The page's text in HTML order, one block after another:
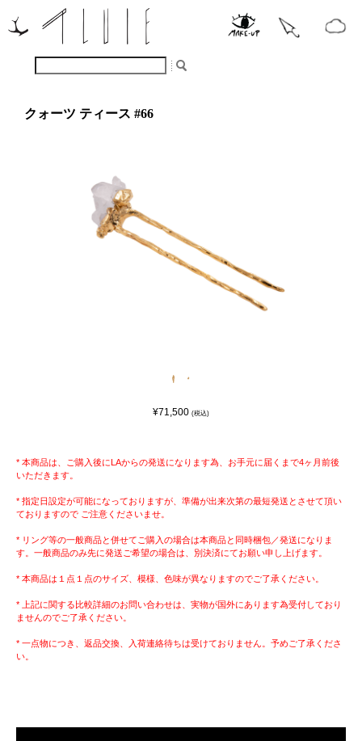
クォーツ ティース #66
¥71,500 (税込)
* 本商品は、ご購入後にLAからの発送になります為、お手元に届くまで4ヶ月前後
いただきます。
* 指定日設定が可能になっておりますが、準備が出来次第の最短発送とさせて頂い
ておりますので ご注意くださいませ。
* リング等の一般商品と併せてご購入の場合は本商品と同時梱包／発送になりま
す。一般商品のみ先に発送ご希望の場合は、別決済にてお願い申し上げます。
* 本商品は１点１点のサイズ、模様、色味が異なりますのでご了承ください。
* 上記に関する比較詳細のお問い合わせは、実物が国外にあります為受付しており
ませんのでご了承ください。
* 一点物につき、返品交換、入荷連絡待ちは受けておりません。予めご了承くださ
い。